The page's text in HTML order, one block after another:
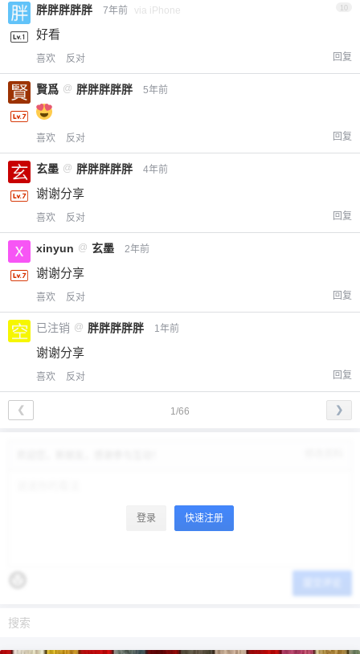
胖胖胖胖胖 7年前 via iPhone
好看
喜欢 反对 回复
賢爲 @ 胖胖胖胖胖 5年前
喜欢 反对 回复
玄墨 @ 胖胖胖胖胖 4年前
谢谢分享
喜欢 反对 回复
xinyun @ 玄墨 2年前
谢谢分享
喜欢 反对 回复
已注销 @ 胖胖胖胖胖 1年前
谢谢分享
喜欢 反对 回复
1/66
❮ ❯
登录 快速注册